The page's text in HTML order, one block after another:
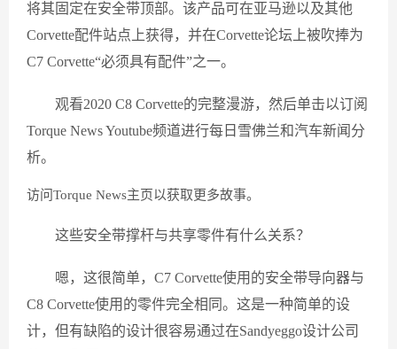
将其固定在安全带顶部。该产品可在亚马逊以及其他
Corvette配件站点上获得，并在Corvette论坛上被吹捧为
C7 Corvette“必须具有配件”之一。
观看2020 C8 Corvette的完整漫游，然后单击以订阅
Torque News Youtube频道进行每日雪佛兰和汽车新闻分
析。
访问Torque News主页以获取更多故事。
这些安全带撑杆与共享零件有什么关系？
嗯，这很简单，C7 Corvette使用的安全带导向器与
C8 Corvette使用的零件完全相同。这是一种简单的设
计，但有缺陷的设计很容易通过在Sandyeggo设计公司